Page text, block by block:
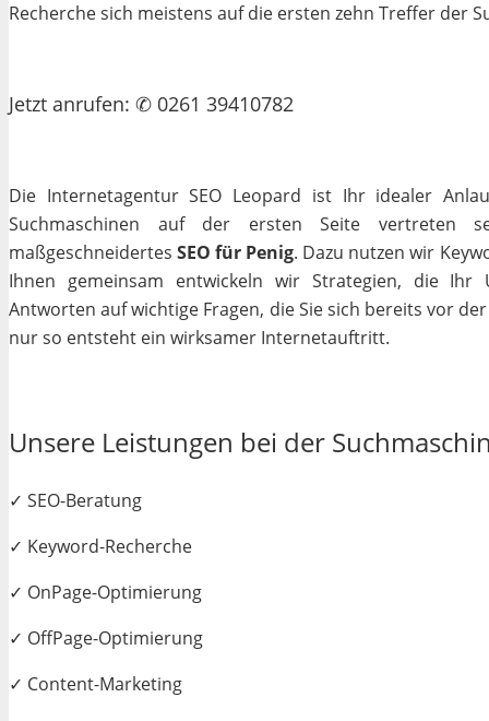
Recherche sich meistens auf die ersten zehn Treffer der
Jetzt anrufen: ✆ 0261 39410782
Die Internetagentur SEO Leopard ist Ihr idealer
Suchmaschinen auf der ersten Seite vertreten
maßgeschneidertesSEO für Penig. Dazu nutzen wir
Ihnen gemeinsam entwickeln wir Strategien, die
Antworten auf wichtige Fragen, die Sie sich bereits vor
nur so entsteht ein wirksamer Internetauftritt.
Unsere Leistungen bei der
✓ SEO-Beratung
✓ Keyword-Recherche
✓ OnPage-Optimierung
✓ OffPage-Optimierung
✓ Content-Marketing